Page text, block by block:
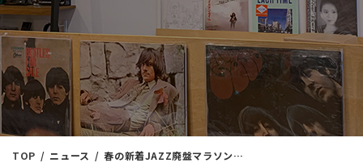
TOP ニュース 春の新着JAZZ廃盤マラソン放出！⑤ 3/6（水）18：40出品 ※通販リスト付